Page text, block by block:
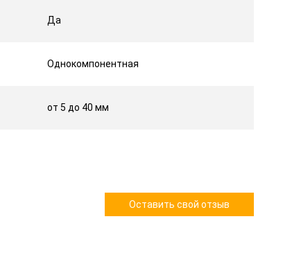
Да
Однокомпонентная
от 5 до 40 мм
Оставить свой отзыв